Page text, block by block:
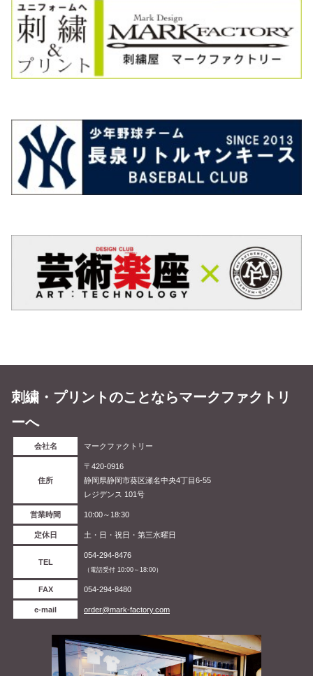
刺繍・プリントのことならマークファクトリ
ーへ
会社名 マークファクトリー
住所
〒420-0916
静岡県静岡市葵区瀬名中央4丁目6-55
レジデンス 101号
営業時間 10:00～18:30
定休日 土・日・祝日・第三水曜日
TEL
054-294-8476
（電話受付 10:00～18:00）
FAX 054-294-8480
e-mail order@mark-factory.com